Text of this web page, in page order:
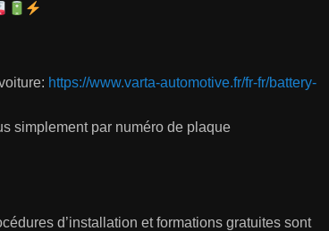
https://www.varta-automotive.fr/fr-fr/battery-
simplement par numéro de plaque
d’installation et formations gratuites sont